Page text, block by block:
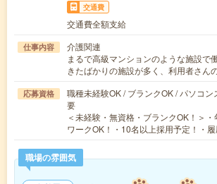
交通費
交通費全額支給
仕事内容
介護関連
まるで高級マンションのような施設で
きたばかりの施設が多く、利用者さん
応募資格
職種未経験OK / ブランクOK / パソコン
要
＜未経験・無資格・ブランクOK！＞
ワークOK！・10名以上採用予定！・
職場の雰囲気